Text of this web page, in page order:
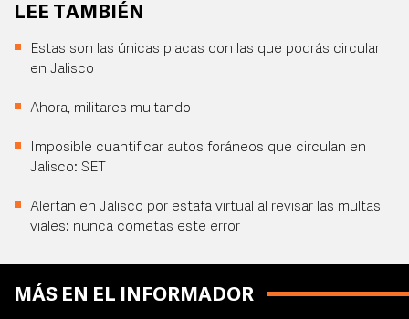
LEE TAMBIÉN
Estas son las únicas placas con las que podrás circular
en Jalisco
Ahora, militares multando
Imposible cuantificar autos foráneos que circulan en
Jalisco: SET
Alertan en Jalisco por estafa virtual al revisar las multas
viales: nunca cometas este error
MÁS EN EL INFORMADOR